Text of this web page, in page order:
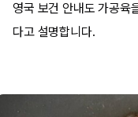
영국 보건 안내도 가공육
다고 설명합니다.